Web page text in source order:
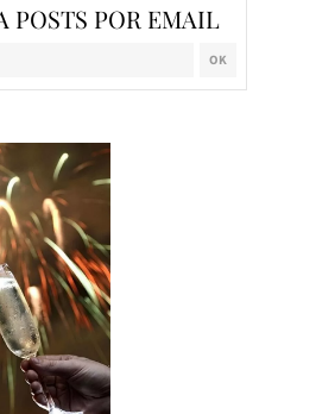
POSTS POR EMAIL